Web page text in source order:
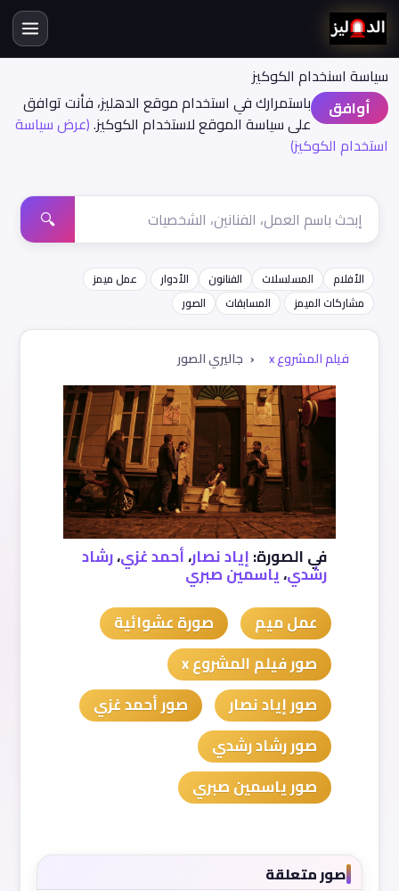
سياسة اسنخدام الكوكيز
أوافق
باستمرارك في استخدام موقع الدهليز، فأنت توافق
على سياسة الموقع لاستخدام الكوكيز.(عرض سياسة
استخدام الكوكيز)
🔍
الأفلام المسلسلات الفنانون الأدوار
عمل ميمز
مشاركات الميمز
المسابقات الصور
فيلم المشروع x جاليري الصور
في الصورة:إياد نصار،أحمد غزي،رشاد
رشدي،ياسمين صبري
عمل ميم
صورة عشوائية
صور فيلم المشروع x
صور إياد نصار
صور أحمد غزي
صور رشاد رشدي
صور ياسمين صبري
صور متعلقة